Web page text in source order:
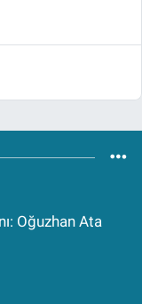
Oğuzhan Ata